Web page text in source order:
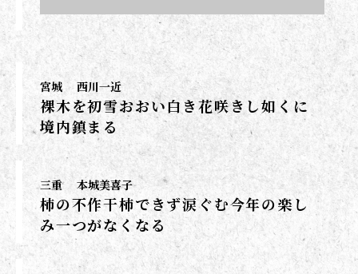
宮城 西川一近
裸木を初雪おおい白き花咲きし如くに
境内鎮まる
三重 本城美喜子
柿の不作干柿できず涙ぐむ今年の楽し
み一つがなくなる